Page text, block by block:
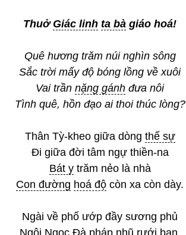
Thuở Giác linh ta bà giáo hoá!
Quê hương trăm núi nghìn sông
Sắc trời mấy độ bóng lồng về xuôi
Vai trần nặng gánh đưa nôi
Tình quê, hồn đạo ai thoi thúc lòng?
Thân Tỳ-kheo giữa dòng thế sự
Đi giữa đời tâm ngự thiền-na
Bát ytrăm nẻo là nhà
Con đường hoá độ còn xa còn dày.
Ngài về phố ướp đầy sương phủ